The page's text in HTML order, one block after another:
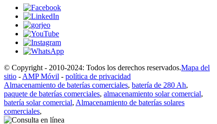
© Copyright - 2010-2024: Todos los derechos reservados.Mapa del
sitio - AMP Móvil - política de privacidad
Almacenamiento de baterías comerciales, batería de 280 Ah,
paquete de baterías comerciales, almacenamiento solar comercial,
batería solar comercial, Almacenamiento de baterías solares
comerciales,